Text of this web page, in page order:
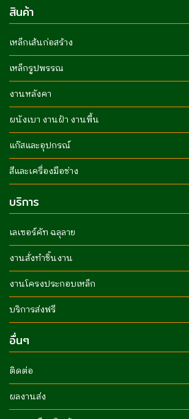
สินค้า
เหล็กเส้นก่อสร้าง
เหล็กรูปพรรณ
งานหลังคา
ผนังเบา งานฝ้า งานพื้น
แก๊สและอุปกรณ์
สีและเครื่องมือช่าง
บริการ
เลเซอร์คัท ฉลุลาย
งานสั่งทำชิ้นงาน
งานโครงประกอบเหล็ก
บริการส่งฟรี
อื่นๆ
ติดต่อ
ผลงานส่ง